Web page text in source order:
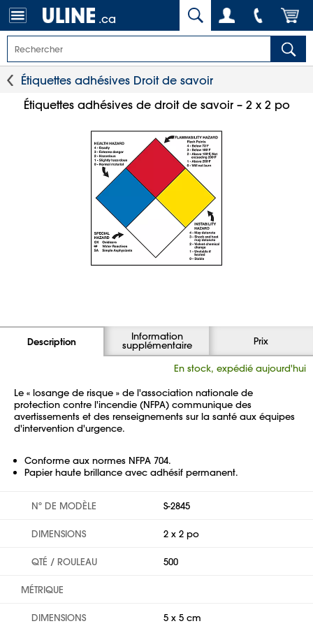
.ca
Étiquettes adhésives Droit de savoir
Étiquettes adhésives de droit de savoir – 2 x 2 po
Description Information
supplémentaire Prix
En stock, expédié aujourd'hui
Le « losange de risque » de l'association nationale de
protection contre l'incendie (NFPA) communique des
avertissements et des renseignements sur la santé aux équipes
d'intervention d'urgence.
Conforme aux normes NFPA 704.
Papier haute brillance avec adhésif permanent.
Nº DE MODÈLE S-2845
DIMENSIONS 2 x 2 po
QTÉ / ROULEAU 500
MÉTRIQUE
DIMENSIONS 5 x 5 cm